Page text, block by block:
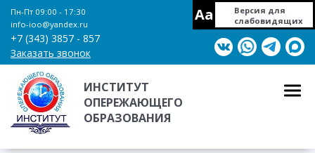
Пн-Пт 09:00 - 17:30
info-ioo@yandex.ru
+7 (343) 3857 - 857
Заказать звонок
Aa
Версия для
слабовидящих
ИНСТИТУТ
ОПЕРЕЖАЮЩЕГО
ОБРАЗОВАНИЯ